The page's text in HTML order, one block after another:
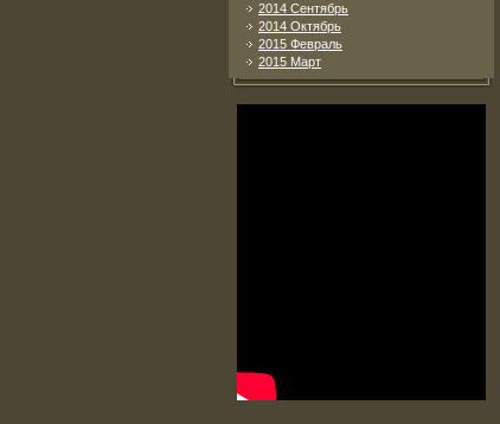
2014 Сентябрь
2014 Октябрь
2015 Февраль
2015 Март